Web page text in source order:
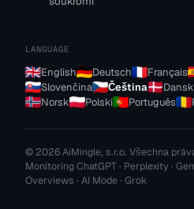
LANGUAGE
English Deutsch Français
Slovenčina
Čeština Dansk
Norsk
Polski Português
© 2026 AiMingle, s.r.o. Všechna
Monitoring ChatGPT · Perplexity ·
Overviews · AI Mode · Grok